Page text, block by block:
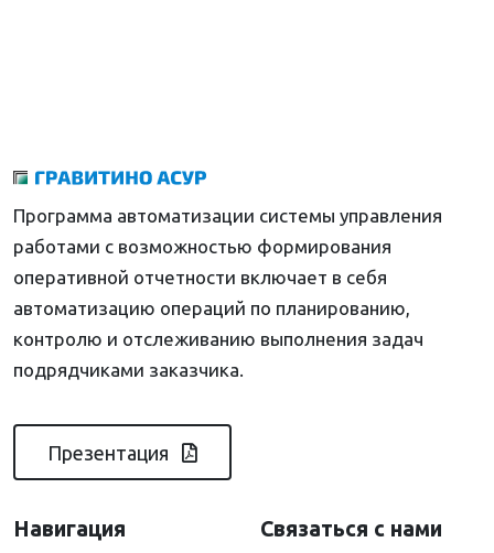
Программа автоматизации системы управления
работами с возможностью формирования
оперативной отчетности включает в себя
автоматизацию операций по планированию,
контролю и отслеживанию выполнения задач
подрядчиками заказчика.
Презентация
Навигация Связаться с нами